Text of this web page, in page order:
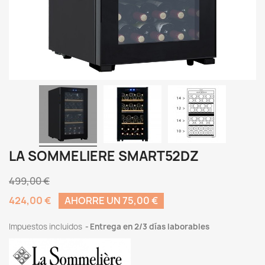
LA SOMMELIERE SMART52DZ
499,00 €
424,00 €
AHORRE UN 75,00 €
Impuestos incluidos Entrega en 2/3 días laborables